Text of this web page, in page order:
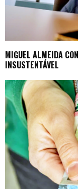
MIGUEL ALMEIDA
INSUSTENTÁVEL